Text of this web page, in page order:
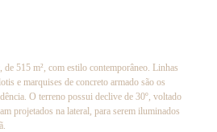
515 m², com estilo contemporâneo. Linhas
e marquises de concreto armado são os
O terreno possui declive de 30º, voltado
projetados na lateral, para serem iluminados